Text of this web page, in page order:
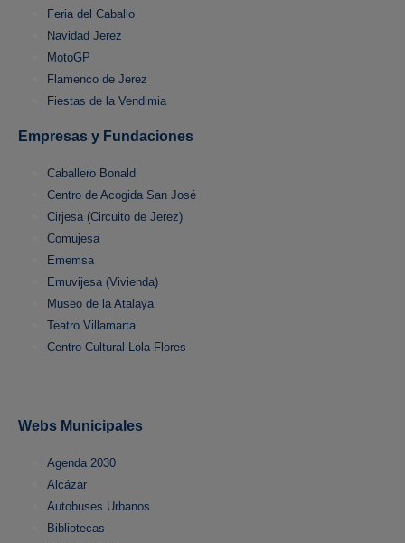
Feria del Caballo
Navidad Jerez
MotoGP
Flamenco de Jerez
Fiestas de la Vendimia
Empresas y Fundaciones
Caballero Bonald
Centro de Acogida San José
Cirjesa (Circuito de Jerez)
Comujesa
Ememsa
Emuvijesa (Vivienda)
Museo de la Atalaya
Teatro Villamarta
Centro Cultural Lola Flores
Webs Municipales
Agenda 2030
Alcázar
Autobuses Urbanos
Bibliotecas